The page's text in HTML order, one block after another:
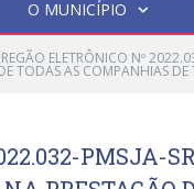
O MUNICÍPIO
ELETRÔNICO Nº
TODAS AS COMPANHIAS
PMSJA-